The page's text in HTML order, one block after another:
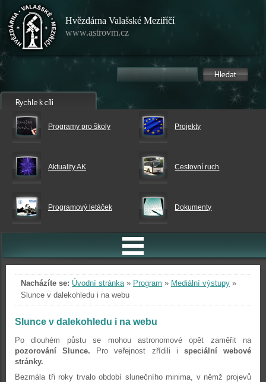
Hvězdárna Valašské Meziříčí
www.astrovm.cz
Programy pro školy Projekty
Aktuality AK Cestovní ruch
Programový letáček Dokumenty
Nacházíte se: Úvodní stránka» Program » Mediální výstupy »
Slunce v dalekohledu i na webu
Slunce v dalekohledu i na webu
Po dlouhém půstu se mohou astronomové opět zaměřit na
pozorování Slunce.
Pro veřejnost zřídili i speciální webové
stránky.
Bezmála tři roky trvalo období slunečního minima, v němž projevů